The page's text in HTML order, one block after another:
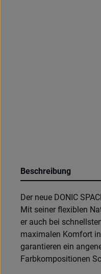
Beschreibung
Der neue DONIC
Mit seiner flexiblen
er auch bei
maximalen Komfort
garantieren ein
Farbkompositionen